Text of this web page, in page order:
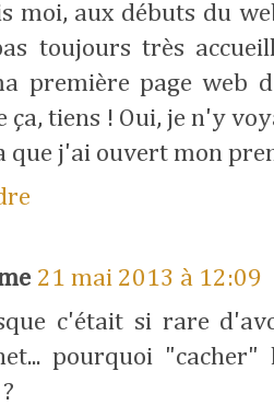
moi, aux débuts du
toujours très
première page web
ça, tiens ! Oui, je n'y
que j'ai ouvert mon
21 mai 2013 à 12:09
c'était si rare
pourquoi